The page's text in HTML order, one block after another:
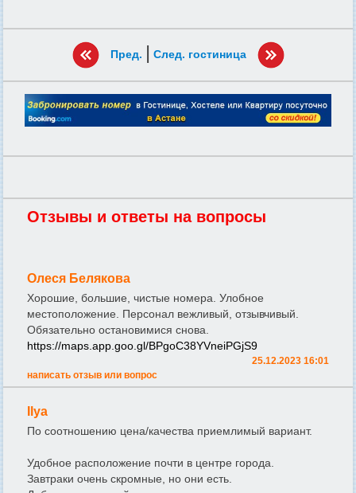
Пред. | След. гостиница
Отзывы и ответы на вопросы
Олеся Белякова
Хорошие, большие, чистые номера. Улобное
местоположение. Персонал вежливый, отзывчивый.
Обязательно остановимися снова.
https://maps.app.goo.gl/BPgoC38YVneiPGjS9
25.12.2023 16:01
написать отзыв или вопрос
Ilya
По соотношению цена/качества приемлимый вариант.
Удобное расположение почти в центре города.
Завтраки очень скромные, но они есть.